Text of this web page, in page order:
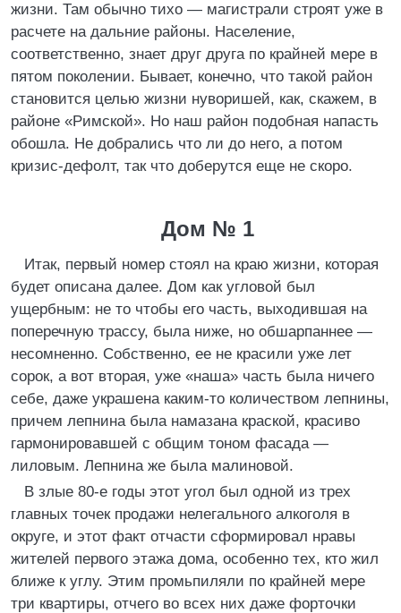
жизни. Там обычно тихо — магистрали строят уже в
расчете на дальние районы. Население,
соответственно, знает друг друга по крайней мере в
пятом поколении. Бывает, конечно, что такой район
становится целью жизни нуворишей, как, скажем, в
районе «Римской». Но наш район подобная напасть
обошла. Не добрались что ли до него, а потом
кризис-дефолт, так что доберутся еще не скоро.
Дом № 1
Итак, первый номер стоял на краю жизни, которая
будет описана далее. Дом как угловой был
ущербным: не то чтобы его часть, выходившая на
поперечную трассу, была ниже, но обшарпаннее —
несомненно. Собственно, ее не красили уже лет
сорок, а вот вторая, уже «наша» часть была ничего
себе, даже украшена каким-то количеством лепнины,
причем лепнина была намазана краской, красиво
гармонировавшей с общим тоном фасада —
лиловым. Лепнина же была малиновой.
В злые 80-е годы этот угол был одной из трех
главных точек продажи нелегального алкоголя в
округе, и этот факт отчасти сформировал нравы
жителей первого этажа дома, особенно тех, кто жил
ближе к углу. Этим промьпиляли по крайней мере
три квартиры, отчего во всех них даже форточки